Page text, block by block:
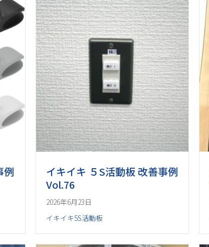
例
イキイキ ５S活動板 改善事例
Vol.76
2026年6月23日
イキイキ5S活動板